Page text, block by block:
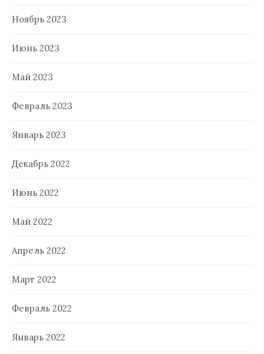
Ноябрь 2023
Июнь 2023
Май 2023
Февраль 2023
Январь 2023
Декабрь 2022
Июнь 2022
Май 2022
Апрель 2022
Март 2022
Февраль 2022
Январь 2022